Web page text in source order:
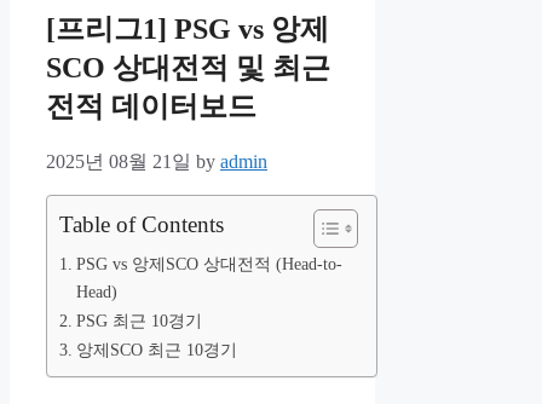
[프리그1] PSG vs 앙제
SCO 상대전적 및 최근
전적 데이터보드
2025년 08월 21일 by admin
Table of Contents
PSG vs 앙제SCO 상대전적 (Head-to-
Head)
PSG 최근 10경기
앙제SCO 최근 10경기